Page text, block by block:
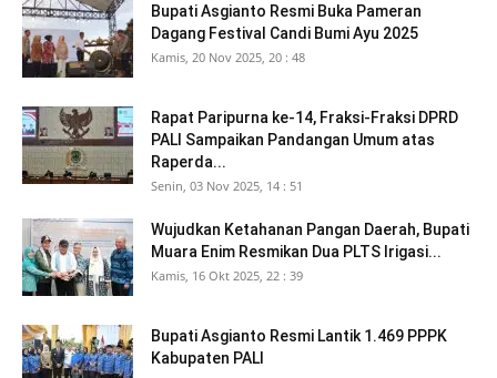
Bupati Asgianto Resmi Buka Pameran
Dagang Festival Candi Bumi Ayu 2025
Kamis, 20 Nov 2025, 20 : 48
Rapat Paripurna ke-14, Fraksi-Fraksi DPRD
PALI Sampaikan Pandangan Umum atas
Raperda...
Senin, 03 Nov 2025, 14 : 51
Wujudkan Ketahanan Pangan Daerah, Bupati
Muara Enim Resmikan Dua PLTS Irigasi...
Kamis, 16 Okt 2025, 22 : 39
Bupati Asgianto Resmi Lantik 1.469 PPPK
Kabupaten PALI